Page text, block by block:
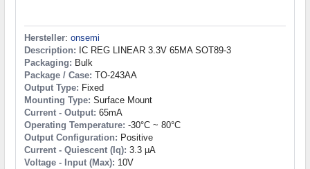
Hersteller: onsemi
Description: IC REG LINEAR 3.3V 65MA SOT89-3
Packaging: Bulk
Package / Case: TO-243AA
Output Type: Fixed
Mounting Type: Surface Mount
Current - Output: 65mA
Operating Temperature: -30°C ~ 80°C
Output Configuration: Positive
Current - Quiescent (Iq): 3.3 µA
Voltage - Input (Max): 10V